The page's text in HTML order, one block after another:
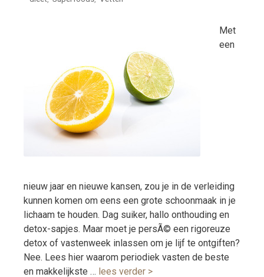
Met
een
nieuw jaar en nieuwe kansen, zou je in de verleiding
kunnen komen om eens een grote schoonmaak in je
lichaam te houden. Dag suiker, hallo onthouding en
detox-sapjes. Maar moet je persÃ© een rigoreuze
detox of vastenweek inlassen om je lijf te ontgiften?
Nee. Lees hier waarom periodiek vasten de beste
en makkelijkste … lees verder >